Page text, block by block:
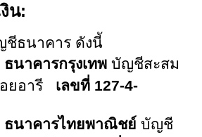
น:
ธนาคาร ดังนี้
ธนาคารกรุงเทพ บัญชีสะสม
ยอารี เลขที่ 127-4-
ธนาคารไทยพาณิชย์ บัญชี